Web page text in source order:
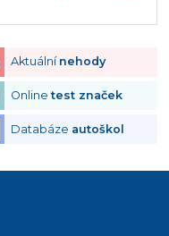
Aktuální nehody
Onlinetest značek
Databáze autoškol